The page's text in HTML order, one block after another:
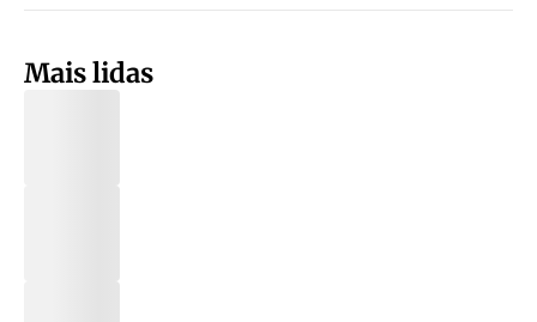
Mais lidas